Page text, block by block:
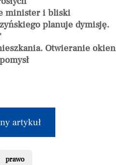
minister i bliski
planuje dymisję.
Otwieranie okien
artykuł
prawo